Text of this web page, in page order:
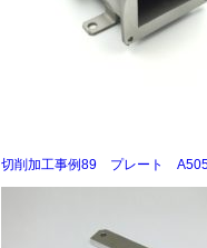
切削加工事例89 プレート